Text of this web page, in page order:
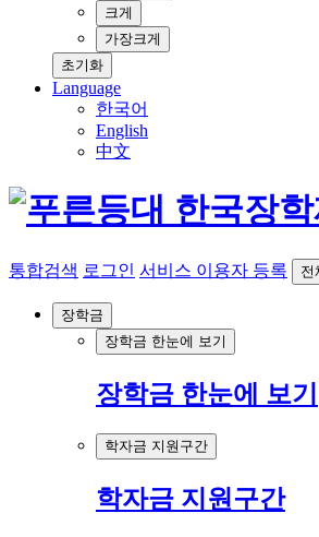
크게
가장크게
초기화
Language
한국어
English
中文
통합검색 로그인 서비스 이용자 등록 전
장학금
장학금 한눈에 보기
장학금 한눈에 보기
학자금 지원구간
학자금 지원구간